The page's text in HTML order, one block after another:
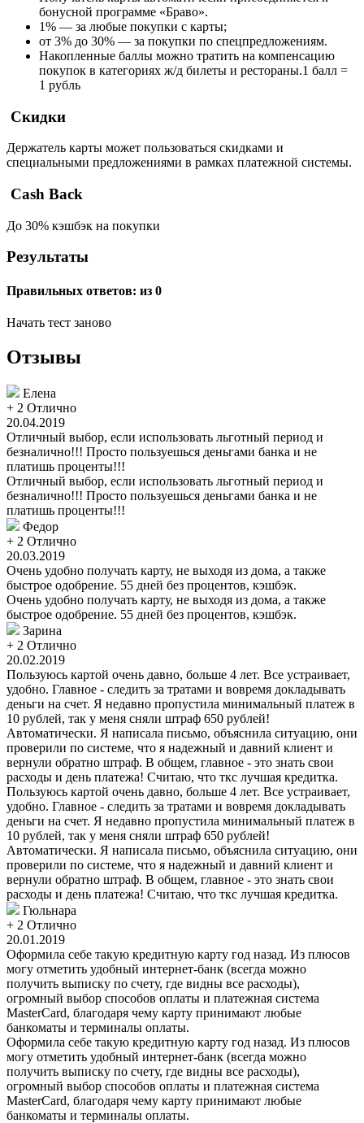
бонусной программе «Браво».
1% — за любые покупки с карты;
от 3% до 30% — за покупки по спецпредложениям.
Накопленные баллы можно тратить на компенсацию
покупок в категориях ж/д билеты и рестораны.1 балл =
1 рубль
Скидки
Держатель карты может пользоваться скидками и
специальными предложениями в рамках платежной системы.
Cash Back
До 30% кэшбэк на покупки
Результаты
Правильных ответов: из 0
Начать тест заново
Отзывы
Елена
+ 2 Отлично
20.04.2019
Отличный выбор, если использовать льготный период и
безналично!!! Просто пользуешься деньгами банка и не
платишь проценты!!!
Отличный выбор, если использовать льготный период и
безналично!!! Просто пользуешься деньгами банка и не
платишь проценты!!!
Федор
+ 2 Отлично
20.03.2019
Очень удобно получать карту, не выходя из дома, а также
быстрое одобрение. 55 дней без процентов, кэшбэк.
Очень удобно получать карту, не выходя из дома, а также
быстрое одобрение. 55 дней без процентов, кэшбэк.
Зарина
+ 2 Отлично
20.02.2019
Пользуюсь картой очень давно, больше 4 лет. Все устраивает,
удобно. Главное - следить за тратами и вовремя докладывать
деньги на счет. Я недавно пропустила минимальный платеж в
10 рублей, так у меня сняли штраф 650 рублей!
Автоматически. Я написала письмо, объяснила ситуацию, они
проверили по системе, что я надежный и давний клиент и
вернули обратно штраф. В общем, главное - это знать свои
расходы и день платежа! Считаю, что ткс лучшая кредитка.
Пользуюсь картой очень давно, больше 4 лет. Все устраивает,
удобно. Главное - следить за тратами и вовремя докладывать
деньги на счет. Я недавно пропустила минимальный платеж в
10 рублей, так у меня сняли штраф 650 рублей!
Автоматически. Я написала письмо, объяснила ситуацию, они
проверили по системе, что я надежный и давний клиент и
вернули обратно штраф. В общем, главное - это знать свои
расходы и день платежа! Считаю, что ткс лучшая кредитка.
Гюльнара
+ 2 Отлично
20.01.2019
Оформила себе такую кредитную карту год назад. Из плюсов
могу отметить удобный интернет-банк (всегда можно
получить выписку по счету, где видны все расходы),
огромный выбор способов оплаты и платежная система
MasterCard, благодаря чему карту принимают любые
банкоматы и терминалы оплаты.
Оформила себе такую кредитную карту год назад. Из плюсов
могу отметить удобный интернет-банк (всегда можно
получить выписку по счету, где видны все расходы),
огромный выбор способов оплаты и платежная система
MasterCard, благодаря чему карту принимают любые
банкоматы и терминалы оплаты.